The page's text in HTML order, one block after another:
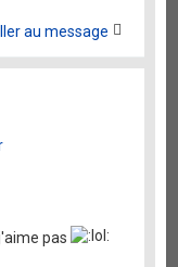
au message
pas